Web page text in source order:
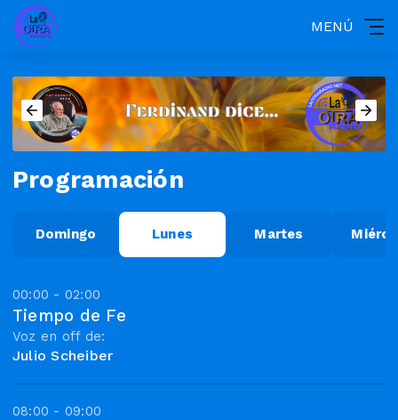
MENÚ
Programación
Domingo Lunes Martes
00:00 - 02:00
Tiempo de Fe
Voz en off de:
Julio Scheiber
08:00 - 09:00